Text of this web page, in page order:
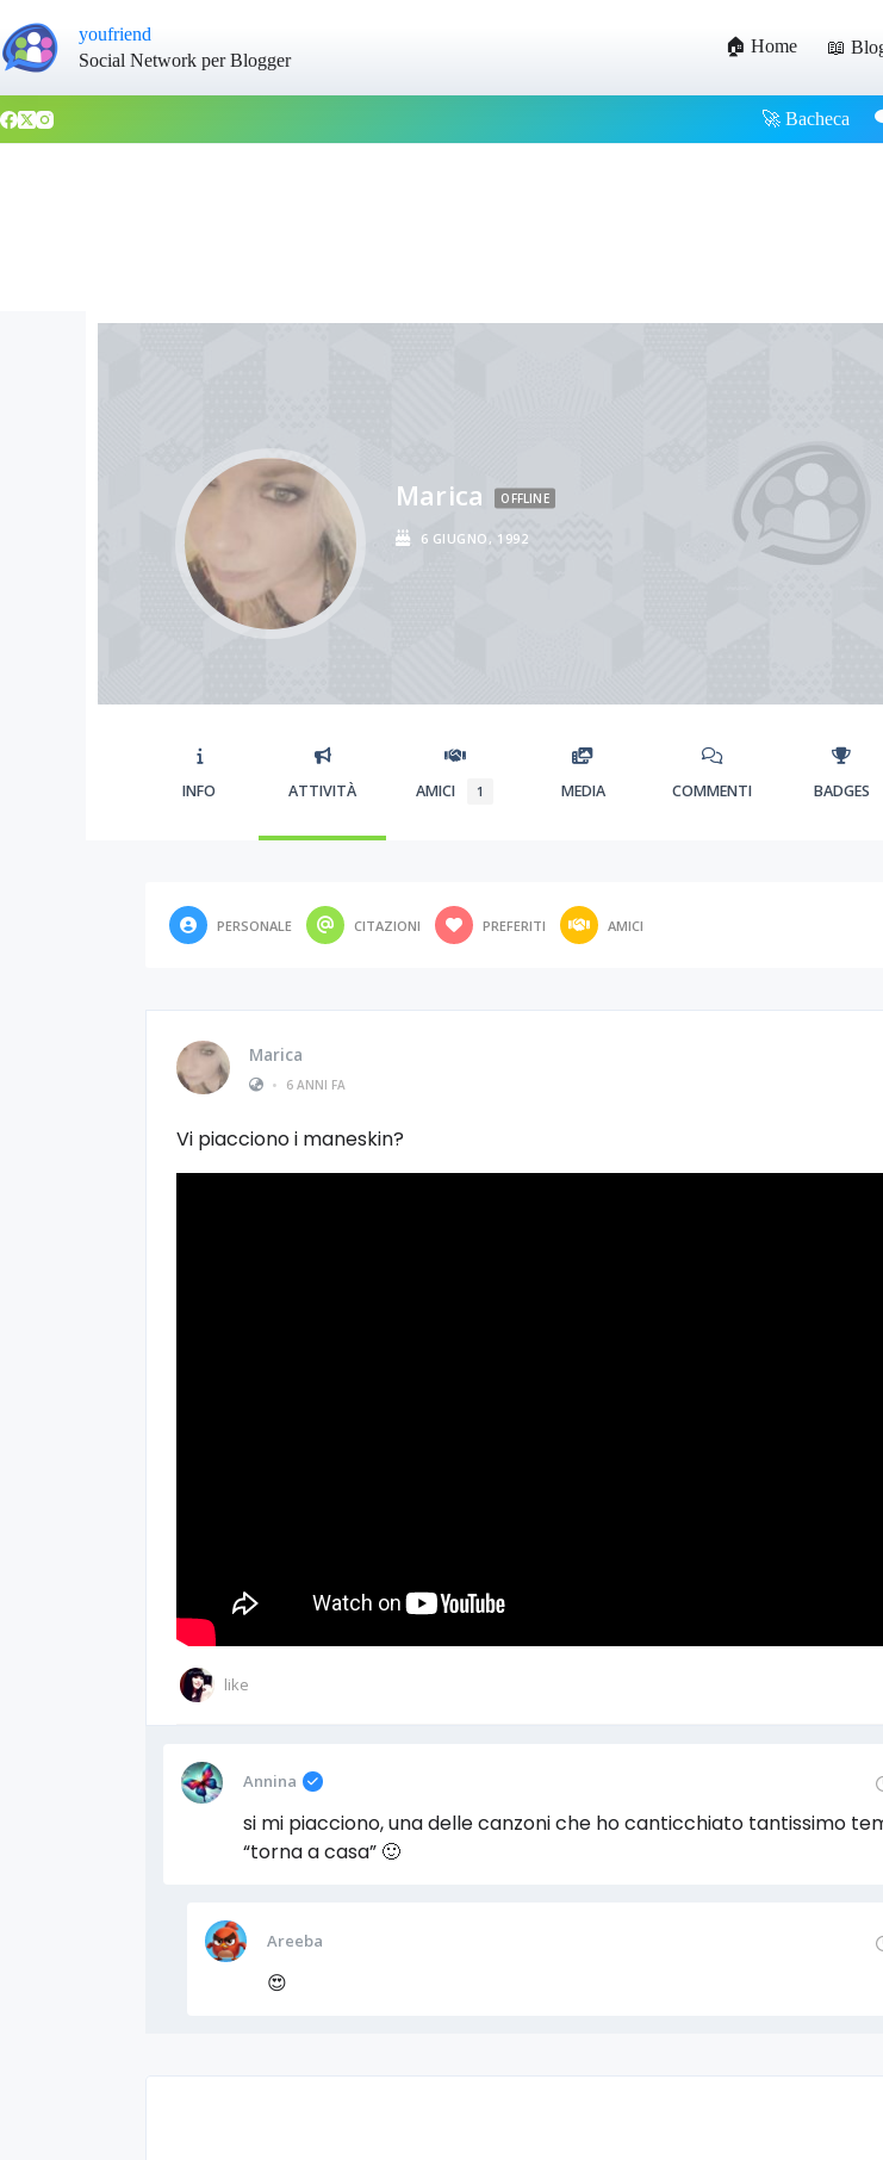
youfriend
Social Network per Blogger
🏠 Home 📖
🚀 Bacheca
Marica OFFLINE
6 GIUGNO, 1992
INFO ATTIVITÀ AMICI 1 MEDIA COMMENTI BADGES
PERSONALE CITAZIONI PREFERITI AMICI
Marica
•
6 ANNI FA
Vi piacciono i maneskin?
like
Annina
si mi piacciono, una delle canzoni che ho canticchiato tantissimo
“torna a casa” 🙂
Areeba
😍